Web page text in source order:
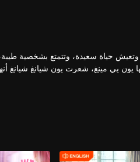
وتعيش حياة سعيدة، وتتمتع بشخصية
التغيرات المفاجئة. وفي ظل الحسبات المختلفة لزوج والدتها
بين الشدائد، وبمساعدة فو سي هان،
فتاة بريئة لا تعرف العالم جيدًا